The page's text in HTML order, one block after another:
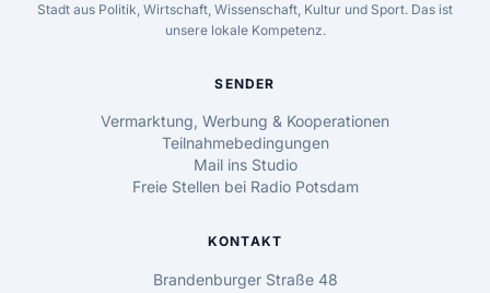
Stadt aus Politik, Wirtschaft, Wissenschaft, Kultur und Sport. Das ist
unsere lokale Kompetenz.
SENDER
Vermarktung, Werbung & Kooperationen
Teilnahmebedingungen
Mail ins Studio
Freie Stellen bei Radio Potsdam
KONTAKT
Brandenburger Straße 48